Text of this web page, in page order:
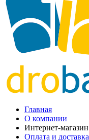
Главная
О компании
Интернет-магазин
Оплата и доставка